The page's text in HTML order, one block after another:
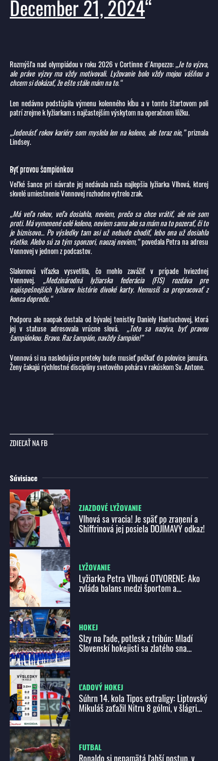
December 21, 2024
Rozmýšľa nad olympiádou v roku 2026 v Cortinne d´Ampezzo:„Je to výzva,
ale práve výzvy ma vždy motivovali. Lyžovanie bolo vždy mojou vášňou a
chcem si dokázať, že ešte stále mám na to.“
Len nedávno podstúpila výmenu kolenného kĺbu a v tomto štartovom poli
patrí zrejme k lyžiarkam s najčastejším výskytom na operačnom lôžku.
„Jedenásť rokov kariéry som myslela len na koleno, ale teraz nie,”priznala
Lindsey.
Byť pravou šampiónkou
Veľké šance pri návrate jej nedávala naša najlepšia lyžiarka Vlhová, ktorej
skvelé umiestnenie Vonnovej rozhodne vytrelo zrak.
„Má veľa rokov, veľa dosiahla, neviem, prečo sa chce vrátiť, ale nie som
proti. Má vymenené celé koleno, neviem sama ako sa mám na to pozerať, či to
je biznisovo… Po výsledky tam asi už nebude chodiť, lebo ona už dosiahla
všetko. Alebo sú za tým sponzori, naozaj neviem,“povedala Petra na adresu
Vonnovej v jednom z podcastov.
Slalomová víťazka vysvetlila, čo mohlo zavážiť v prípade hviezdnej
Vonnovej. „Medzinárodná lyžiarska federácia (FIS) rozdáva pre
najúspešnejších lyžiarov histórie divoké karty. Nemusíš sa prepracovať z
konca dopredu.“
Podporu ale naopak dostala od bývalej tenistky Daniely Hantuchovej, ktorá
jej v statuse adresovala vrúcne slová. „Toto sa nazýva, byť pravou
šampiónkou. Bravo. Raz šampión, navždy šampión!”
Vonnová si na nasledujúce preteky bude musieť počkať do polovice januára.
Ženy čakajú rýchlostné disciplíny svetového pohára v rakúskom Sv. Antone.
ZDIEĽAŤ NA FB
Súvisiace
ZJAZDOVÉ LYŽOVANIE
Vlhová sa vracia! Je späť po zranení a
Shiffrinová jej posiela DOJÍMAVÝ odkaz!
LYŽOVANIE
Lyžiarka Petra Vlhová OTVORENE: Ako
zvláda balans medzi športom a
HOKEJ
Slzy na ľade, potlesk z tribún: Mladí
Slovenskí hokejisti sa zlatého sna
ĽADOVÝ HOKEJ
Súhrn 14. kola Tipos extraligy: Liptovský
Mikuláš zaťažil Nitru 8 gólmi, v šlágri
FUTBAL
Ronaldo si nepamätá ľahší postup, v